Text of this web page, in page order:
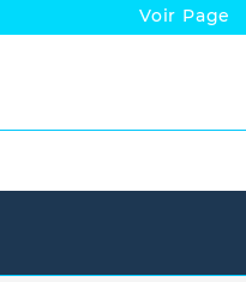
Voir Page